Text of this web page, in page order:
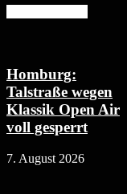
Homburg:
Talstraße wegen
Klassik Open Air
voll gesperrt
7. August 2026